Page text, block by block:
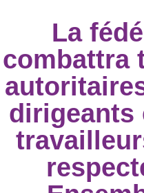
La
combattra
dirigeants